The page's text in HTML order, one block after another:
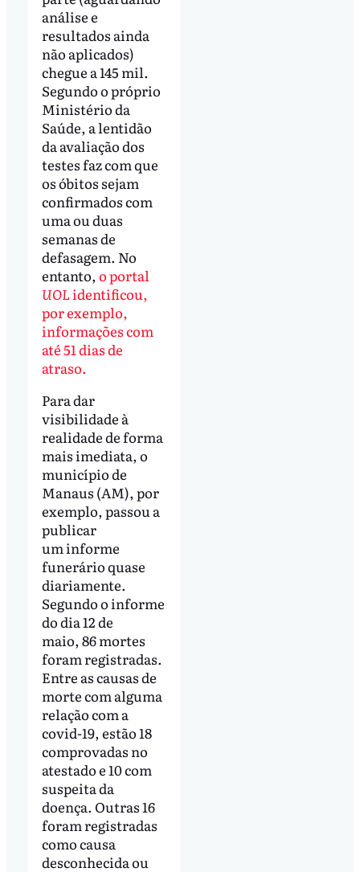
análise e
resultados ainda
não aplicados)
chegue a 145 mil.
Segundo o próprio
Ministério da
Saúde, a lentidão
da avaliação dos
testes faz com que
os óbitos sejam
confirmados com
uma ou duas
semanas de
defasagem. No
entanto, o portal
UOLidentificou,
por exemplo,
informações com
até 51 dias de
atraso.
Para dar
visibilidade à
realidade de forma
mais imediata, o
município de
Manaus (AM), por
exemplo, passou a
publicar
um informe
funerário quase
diariamente.
Segundo o informe
do dia 12 de
maio, 86 mortes
foram registradas.
Entre as causas de
morte com alguma
relação com a
covid-19, estão 18
comprovadas no
atestado e 10 com
suspeita da
doença. Outras 16
foram registradas
como causa
desconhecida ou